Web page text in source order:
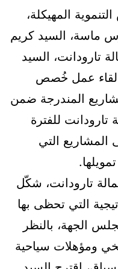
المهيكلة،
السيد كريم
تارودانت، السيد
لقاء عمل خُصص
المندرجة ضمن
تارودانت للفترة
على المشاريع التي
تارودانت، شكّل
التي تحظى بها
الجهة، بالنظر
ومؤهلات سياحية